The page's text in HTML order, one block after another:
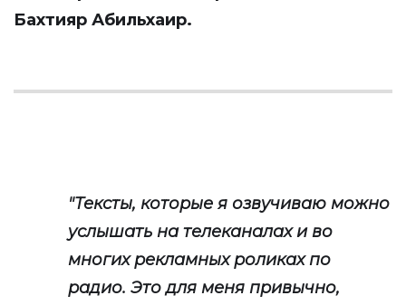
Бахтияр Абильхаир.
"Тексты, которые я озвучиваю можно
услышать на телеканалах и во
многих рекламных роликах по
радио. Это для меня привычно,